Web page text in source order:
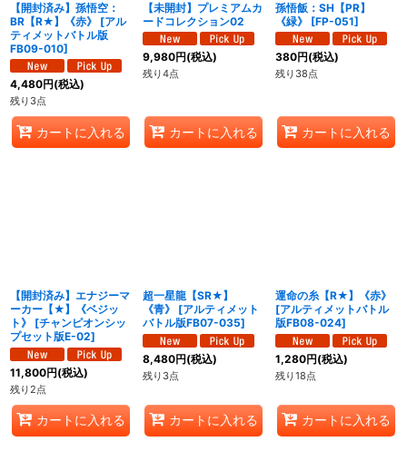
【開封済み】孫悟空：
BR【R★】《赤》
[アル
ティメットバトル版
FB09-010]
4,480円(税込)
残り3点
カートに入れる
【未開封】プレミアムカ
ードコレクション02
9,980円(税込)
残り4点
カートに入れる
孫悟飯：SH【PR】
《緑》
[FP-051]
380円(税込)
残り38点
カートに入れる
【開封済み】エナジーマ
ーカー【★】《ベジッ
ト》
[チャンピオンシッ
プセット版E-02]
11,800円(税込)
残り2点
カートに入れる
超一星龍【SR★】
《青》
[アルティメット
バトル版FB07-035]
8,480円(税込)
残り3点
カートに入れる
運命の糸【R★】《赤》
[アルティメットバトル
版FB08-024]
1,280円(税込)
残り18点
カートに入れる